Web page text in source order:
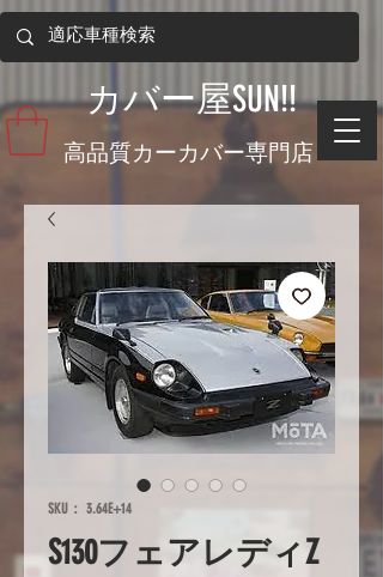
​高品質カーカバー専門店
​カバー屋SUN!!
SKU： 3.64E+14
S130フェアレディZ